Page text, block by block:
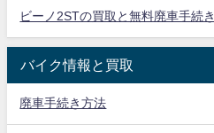
ビーノ2STの買取と無料廃車手続き
バイク情報と買取
廃車手続き方法